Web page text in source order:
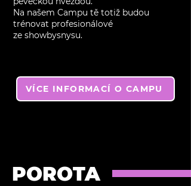
Na našem Campu tě totiž budou
trénovat profesionálové
ze showbysnysu.
VÍCE INFORMACÍ O CAMPU
POROTA